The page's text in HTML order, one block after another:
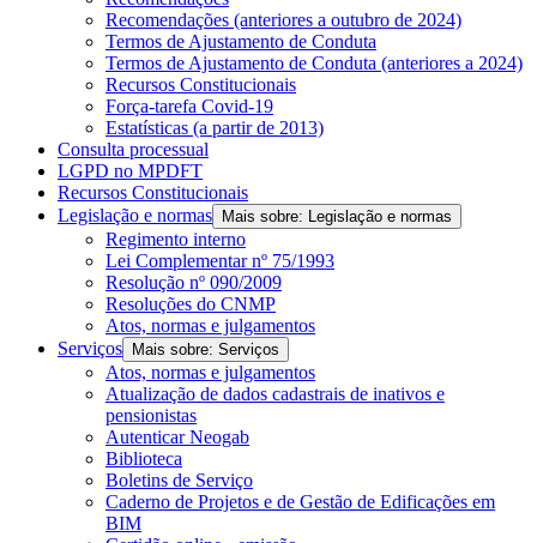
Recomendações (anteriores a outubro de 2024)
Termos de Ajustamento de Conduta
Termos de Ajustamento de Conduta (anteriores a 2024)
Recursos Constitucionais
Força-tarefa Covid-19
Estatísticas (a partir de 2013)
Consulta processual
LGPD no MPDFT
Recursos Constitucionais
Legislação e normas
Mais sobre: Legislação e normas
Regimento interno
Lei Complementar nº 75/1993
Resolução nº 090/2009
Resoluções do CNMP
Atos, normas e julgamentos
Serviços
Mais sobre: Serviços
Atos, normas e julgamentos
Atualização de dados cadastrais de inativos e
pensionistas
Autenticar Neogab
Biblioteca
Boletins de Serviço
Caderno de Projetos e de Gestão de Edificações em
BIM